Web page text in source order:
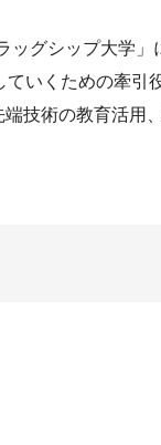
グシップ大学
いくための牽
技術の教育活用